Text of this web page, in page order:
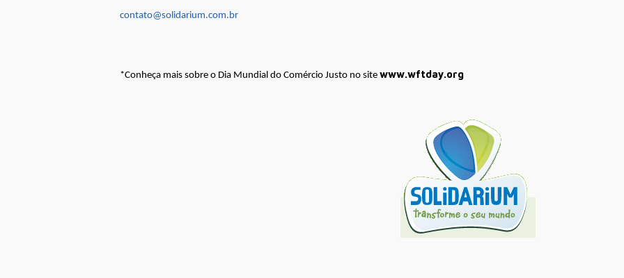
contato@solidarium.com.br
*Conheça mais sobre o Dia Mundial do Comércio Justo no site www.wftday.org